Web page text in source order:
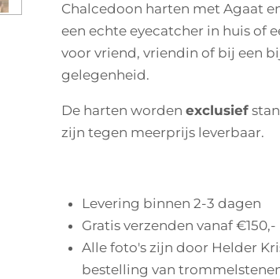
Chalcedoon harten met Agaat
een echte eyecatcher in huis of
voor vriend, vriendin of bij een
gelegenheid.
De harten worden exclusief
zijn tegen meerprijs leverbaar.
Levering binnen 2-3 dagen
Gratis verzenden vanaf
Alle foto's zijn door Helder
bestelling van